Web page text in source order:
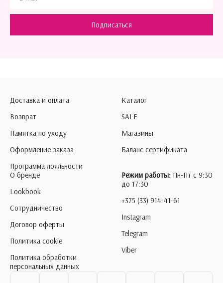
Подписаться
Доставка и оплата
Возврат
Памятка по уходу
Оформление заказа
Программа лояльности
Каталог
SALE
Магазины
Баланс сертификата
О бренде
Lookbook
Сотрудничество
Договор оферты
Политика cookie
Политика обработки
персональных данных
Режим работы: Пн-Пт с 9:30
до 17:30
+375 (33) 914-41-61
Instagram
Telegram
Viber